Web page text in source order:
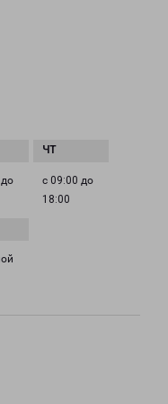
с 09:00 до
18:00